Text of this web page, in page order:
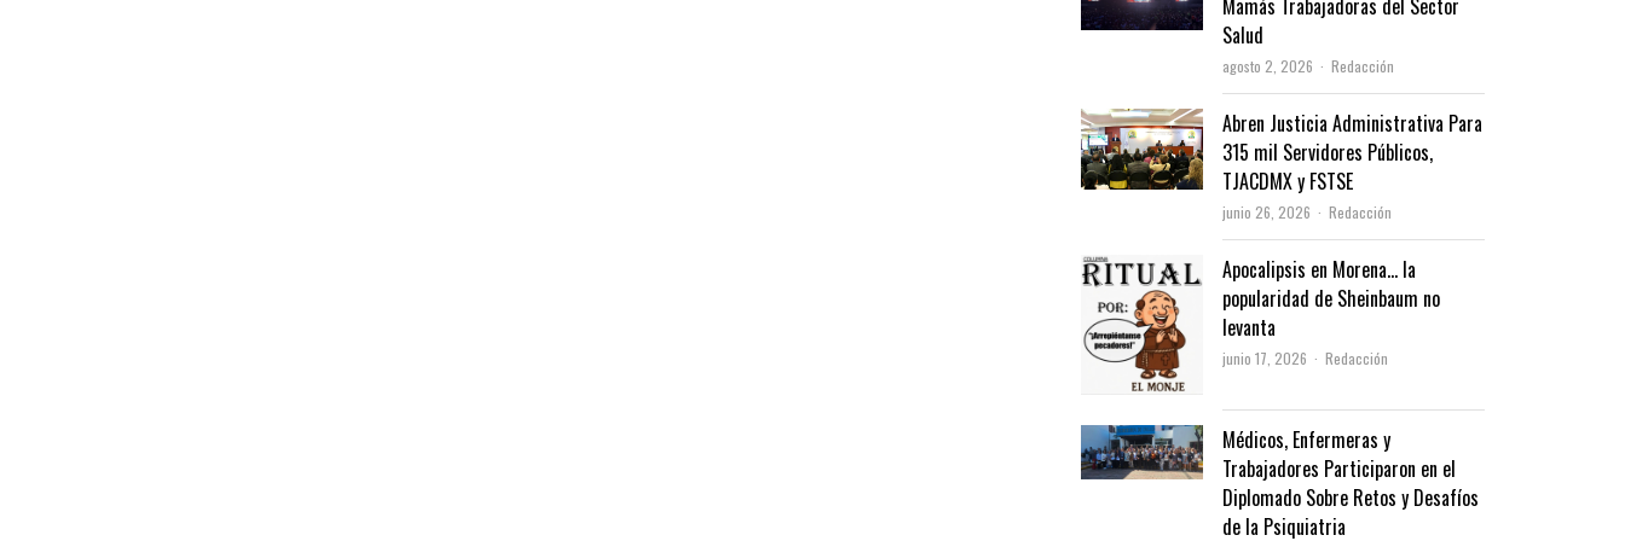
Mamás Trabajadoras del Sector
Salud
agosto 2, 2026 Author
Redacción
Abren Justicia Administrativa Para
315 mil Servidores Públicos,
TJACDMX y FSTSE
junio 26, 2026 Author
Redacción
Apocalipsis en Morena… la
popularidad de Sheinbaum no
levanta
junio 17, 2026 Author
Redacción
Médicos, Enfermeras y
Trabajadores Participaron en el
Diplomado Sobre Retos y Desafíos
de la Psiquiatria